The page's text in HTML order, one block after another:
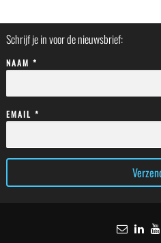
Schrijf je in voor de nieuwsbrief:
NAAM *
EMAIL *